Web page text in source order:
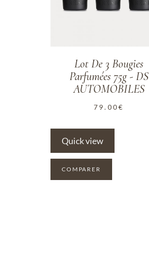
Lot De 3 Bougies
Parfumées 75g - DS
AUTOMOBILES
79.00€
Quick view
COMPARER